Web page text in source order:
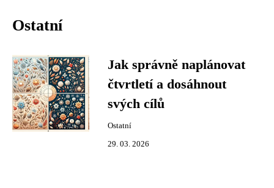
Ostatní
Jak správně naplánovat
čtvrtletí a dosáhnout
svých cílů
Ostatní
29. 03. 2026